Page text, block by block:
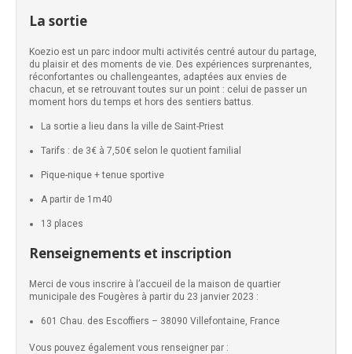
La sortie
Koezio est un parc indoor multi activités centré autour du partage,
du plaisir et des moments de vie. Des expériences surprenantes,
réconfortantes ou challengeantes, adaptées aux envies de
chacun, et se retrouvant toutes sur un point : celui de passer un
moment hors du temps et hors des sentiers battus.
La sortie a lieu dans la ville de Saint-Priest
Tarifs : de 3€ à 7,50€ selon le quotient familial
Pique-nique + tenue sportive
A partir de 1m40
13 places
Renseignements et inscription
Merci de vous inscrire à l’accueil de la maison de quartier
municipale des Fougères à partir du 23 janvier 2023 :
601 Chau. des Escoffiers – 38090 Villefontaine, France
Vous pouvez également vous renseigner par :